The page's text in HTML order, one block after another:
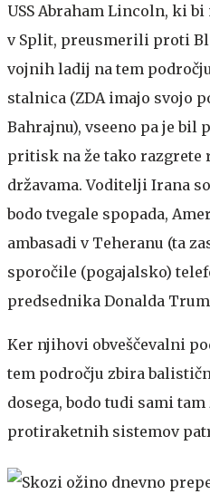
USS Abraham Lincoln, ki
v Split, preusmerili proti
vojnih ladij na tem
stalnica (ZDA imajo svojo
Bahrajnu), vseeno pa je bil
pritisk na že tako razgrete
državama. Voditelji Irana
bodo tvegale spopada,
ambasadi v Teheranu (ta
sporočile (pogajalsko)
predsednika Donalda
Ker njihovi obveščevalni
tem področju zbira
dosega, bodo tudi sami
protiraketnih sistemov